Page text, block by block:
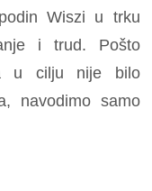
Wiszi u trku
i trud. Pošto
u cilju nije bilo
navodimo samo